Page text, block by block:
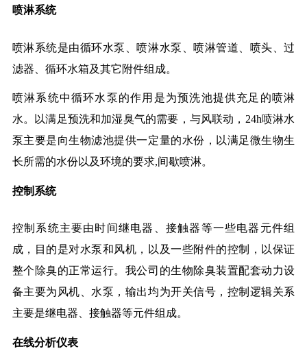
喷淋系统
喷淋系统是由循环水泵、喷淋水泵、喷淋管道、喷头、过
滤器、循环水箱及其它附件组成。
喷淋系统中循环水泵的作用是为预洗池提供充足的喷淋
水。以满足预洗和加湿臭气的需要，与风联动，24h喷淋水
泵主要是向生物滤池提供一定量的水份，以满足微生物生
长所需的水份以及环境的要求,间歇喷淋。
控制系统
控制系统主要由时间继电器、接触器等一些电器元件组
成，目的是对水泵和风机，以及一些附件的控制，以保证
整个除臭的正常运行。我公司的生物除臭装置配套动力设
备主要为风机、水泵，输出均为开关信号，控制逻辑关系
主要是继电器、接触器等元件组成。
在线分析仪表